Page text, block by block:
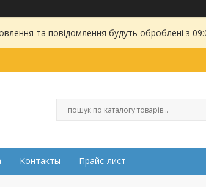
та повідомлення будуть оброблені з
Контакты Прайс-лист